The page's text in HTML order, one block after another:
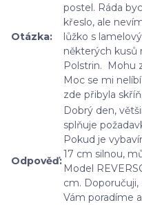
Otázka:
postel. Ráda
křeslo, ale
lůžko s
některých kusů
Polstrin. Mohu
Moc se mi
zde přibyla
Odpověď:
Dobrý den,
splňuje
Pokud je
17 cm silnou,
Model
cm.
Vám poradíme